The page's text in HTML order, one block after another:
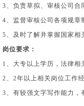
3、负责草拟、审核公司合
4、监督审核公司各项规章
5、及时了解并掌握国家相
岗位要求：
1、大专以上学历，法律相
2、2年以上相关岗位工作经
3、有较强文字写作能力，